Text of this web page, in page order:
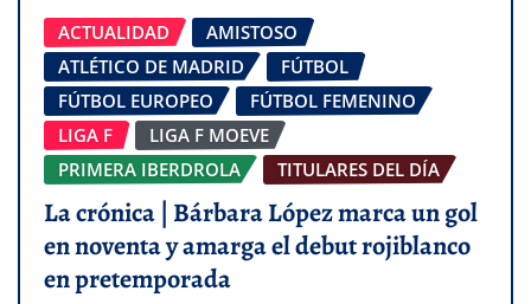
ACTUALIDAD
AMISTOSO
ATLÉTICO DE MADRID
FÚTBOL
FÚTBOL EUROPEO
FÚTBOL FEMENINO
LIGA F
LIGA F MOEVE
PRIMERA IBERDROLA
TITULARES DEL DÍA
La crónica | Bárbara López marca un gol
en noventa y amarga el debut rojiblanco
en pretemporada